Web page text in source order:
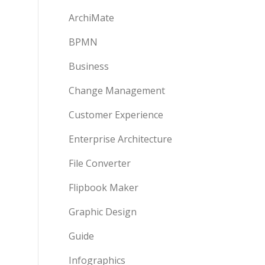
ArchiMate
BPMN
Business
Change Management
Customer Experience
Enterprise Architecture
File Converter
Flipbook Maker
Graphic Design
Guide
Infographics